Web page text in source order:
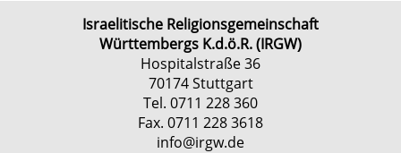
Israelitische Religionsgemeinschaft
Württembergs K.d.ö.R. (IRGW)
Hospitalstraße 36
70174 Stuttgart
Tel. 0711 228 360
Fax. 0711 228 3618
info@irgw.de